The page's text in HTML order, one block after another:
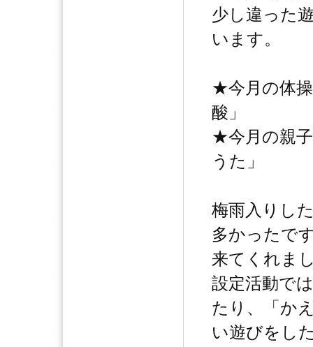
少し違った
います。
★今月の体
酸」
★今月の親
うた」
梅雨入りし
多かったで
来てくれま
設定活動で
たり、「か
い遊びをし